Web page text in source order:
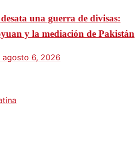
una guerra de divisas:
y la mediación de Pakistán
agosto 6, 2026